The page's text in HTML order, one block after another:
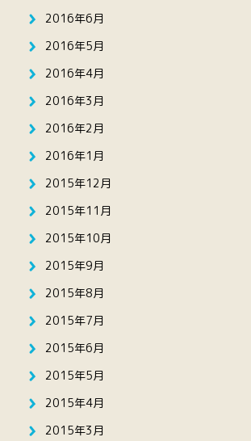
2016年6月
2016年5月
2016年4月
2016年3月
2016年2月
2016年1月
2015年12月
2015年11月
2015年10月
2015年9月
2015年8月
2015年7月
2015年6月
2015年5月
2015年4月
2015年3月